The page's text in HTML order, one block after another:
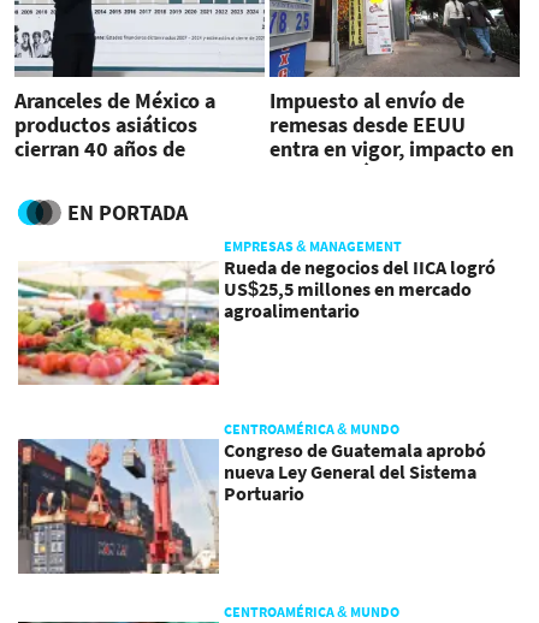
Aranceles de México a
productos asiáticos
cierran 40 años de
Impuesto al envío de
remesas desde EEUU
entra en vigor, impacto en
Latinoamérica
EN PORTADA
EMPRESAS & MANAGEMENT
Rueda de negocios del IICA logró
US$25,5 millones en mercado
agroalimentario
CENTROAMÉRICA & MUNDO
Congreso de Guatemala aprobó
nueva Ley General del Sistema
Portuario
CENTROAMÉRICA & MUNDO